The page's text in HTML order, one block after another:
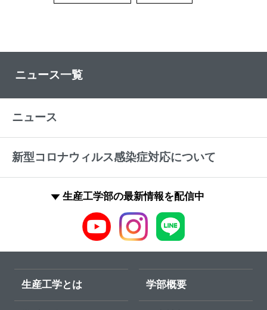
ニュース一覧
ニュース
新型コロナウィルス感染症対応について
生産工学部の最新情報を配信中
生産工学とは 学部概要